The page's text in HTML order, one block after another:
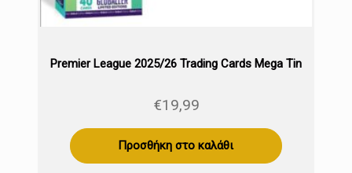
Premier League 2025/26 Trading Cards Mega Tin
€19,99
Προσθήκη στο καλάθι